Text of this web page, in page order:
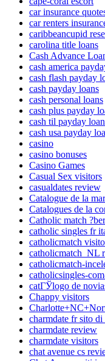
car insurance
car renters
caribbeancupid
carolina title loans
Cash Advance
cash america
cash flash payday
cash payday loans
cash personal loans
cash plus payday
cash til payday
cash usa payday
casino
casino bonuses
Casino Games
Casual Sex visitors
casualdates review
Catalogue de la
Catalogues de la
Catholic match
catholic singles fr
catholicmatch
catholicmatch_NL
catholicmatch-
catholicsingles-
catГЎlogo de
Chappy visitors
charmdate fr sito
charmdate review
charmdate visitors
chat avenue cs